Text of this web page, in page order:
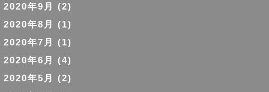
2020年9月
(2)
2020年8月
(1)
2020年7月
(1)
2020年6月
(4)
2020年5月
(2)